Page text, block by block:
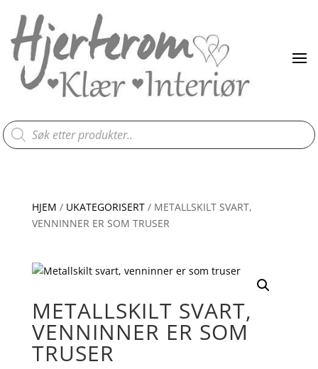
Products
search
HJEM / UKATEGORISERT/ METALLSKILT SVART,
VENNINNER ER SOM TRUSER
METALLSKILT SVART,
VENNINNER ER SOM
TRUSER